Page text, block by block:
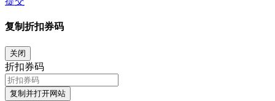
复制折扣券码
关闭
折扣券码
复制并打开网站